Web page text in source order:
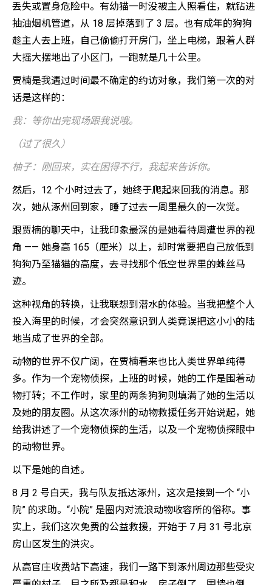
丢失或置身危险中。有幼猫一时没被主人照看住，就钻进
抽油烟机管道，从 18 层掉落到了 3 层。也有成年的狗狗
趁主人去上班，自己偷偷打开房门，坐上电梯，跟着人群
大摇大摆地出了小区门，一跑就是几十公里。
贾楠是我遇过时间最不确定的约访对象，我们第一次的对
话是这样的：
我：等你出完现场跟我说哦。
（过了很久）
柚子：刚回来，实在困得不行，我起来告诉你。
然后，12 个小时过去了，她终于爬起来回我的消息。那
次，她从涿州回到家，睡了过去一周里最久的一次觉。
跟贾楠的聊天中，让我印象最深的是她看待周遭世界的视
角 —— 她身高 165（厘米）以上，却时常要把自己放低到
狗狗乃至猫猫的高度，去寻找那个低空世界里的蛛丝马
迹。
这种视角的转换，让我联想到潜水的体验。当我把整个人
投入海里的时候，才会突然意识到人类竟误把这小小的陆
地当成了世界的全部。
动物的世界不仅广阔，在贾楠看来也比人类世界单纯得
多。作为一个宠物侦探，上班的时候，她的工作是围着动
物打转；不工作时，家里的两条狗狗则填满了她的生活以
及她的朋友圈。从这次涿州的动物救援任务开始说起，她
给我讲述了一个宠物侦探的生活，以及一个宠物侦探眼中
的动物世界。
以下是她的自述。
8 月 2 号白天，我与队友抵达涿州，这次是接到一个 “小
院” 的求助。“小院” 是圈内对流浪动物收容所的俗称。事
实上，我们这次免费的公益救援，开始于 7 月 31 号北京
房山区发生的洪灾。
从高官庄收费站下高速，我们一路下到涿州周边那些受灾